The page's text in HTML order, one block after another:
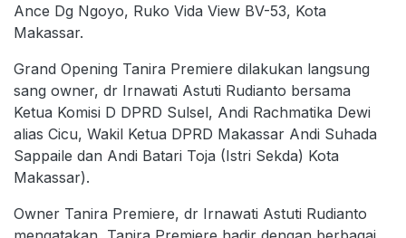
Ance Dg Ngoyo, Ruko Vida View BV-53, Kota
Makassar.
Grand Opening Tanira Premiere dilakukan langsung
sang owner, dr Irnawati Astuti Rudianto bersama
Ketua Komisi D DPRD Sulsel, Andi Rachmatika Dewi
alias Cicu, Wakil Ketua DPRD Makassar Andi Suhada
Sappaile dan Andi Batari Toja (Istri Sekda) Kota
Makassar).
Owner Tanira Premiere, dr Irnawati Astuti Rudianto